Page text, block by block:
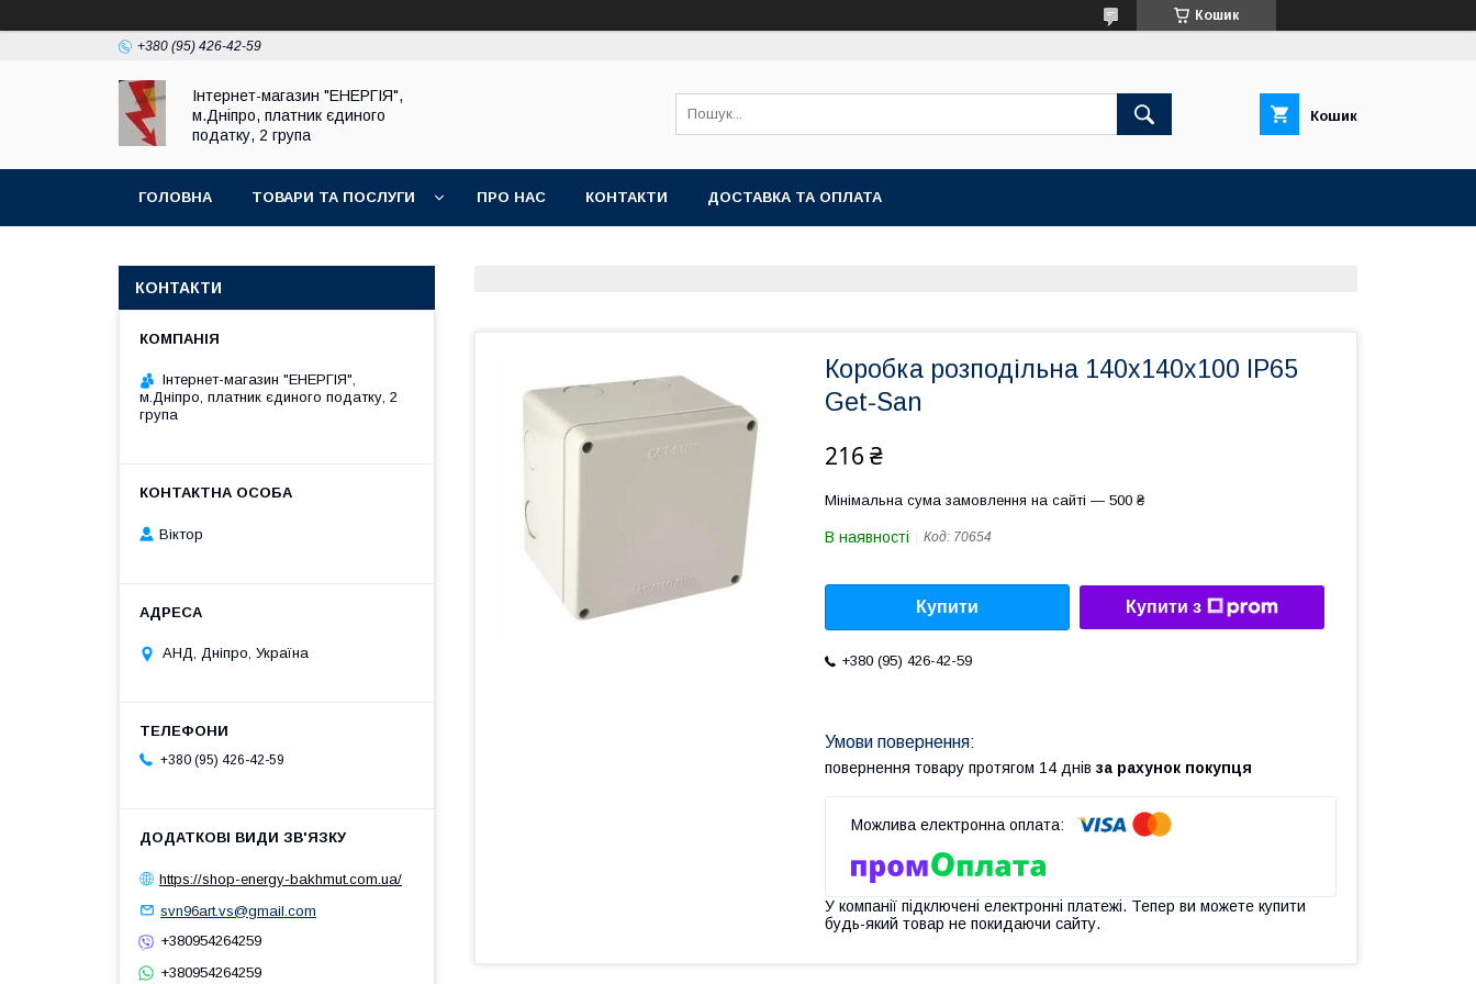
Кошик
+380 (95) 426-42-59
Інтернет-магазин "ЕНЕРГІЯ",
м.Дніпро, платник єдиного
податку, 2 група
Кошик
ГОЛОВНА ТОВАРИ ТА ПОСЛУГИ ПРО НАС КОНТАКТИ ДОСТАВКА ТА ОПЛАТА
Коробка розподільна 140х140х100 IP65
Get-San
216 ₴
Мінімальна сума замовлення на сайті — 500 ₴
В наявності Код: 70654
Купити Купити з
+380 (95) 426-42-59
повернення товару протягом 14 днів за рахунок покупця
У компанії підключені електронні платежі. Тепер ви можете купити
будь-який товар не покидаючи сайту.
КОНТАКТИ
Інтернет-магазин "ЕНЕРГІЯ",
м.Дніпро, платник єдиного податку, 2
група
Віктор
АНД, Дніпро, Україна
+380 (95) 426-42-59
https://shop-energy-bakhmut.com.ua/
svn96art.vs@gmail.com
+380954264259
+380954264259